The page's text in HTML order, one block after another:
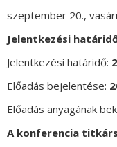
szeptember 20.,
Jelentkezési
Jelentkezési határidő:
Előadás bejelentése:
Előadás anyagának
A konferencia